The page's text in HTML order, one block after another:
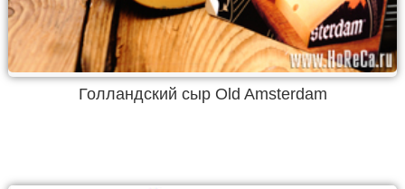
Голландский сыр Old Amsterdam